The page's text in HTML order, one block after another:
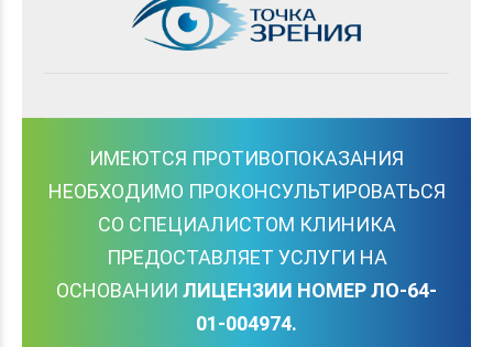
ИМЕЮТСЯ ПРОТИВОПОКАЗАНИЯ
НЕОБХОДИМО ПРОКОНСУЛЬТИРОВАТЬСЯ
СО СПЕЦИАЛИСТОМ КЛИНИКА
ПРЕДОСТАВЛЯЕТ УСЛУГИ НА
ОСНОВАНИИ ЛИЦЕНЗИИ НОМЕР ЛО-64-
01-004974.